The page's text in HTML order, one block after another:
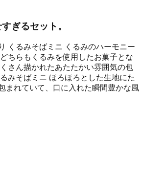
ぎるセット。
くるみそばミニ くるみのハーモニー
ちらもくるみを使用したお菓子とな
さん描かれたあたたかい雰囲気の包
みそばミニ ほろほろとした生地にた
まれていて、口に入れた瞬間豊かな風